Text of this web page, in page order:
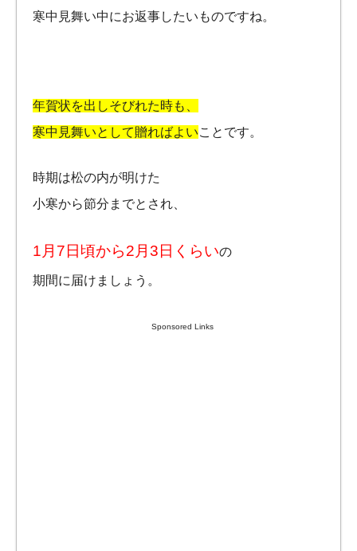
寒中見舞い中にお返事したいものですね。
年賀状を出しそびれた時も、
寒中見舞いとして贈ればよいことです。
時期は松の内が明けた
小寒から節分までとされ、
1月7日頃から2月3日くらいの
期間に届けましょう。
Sponsored Links